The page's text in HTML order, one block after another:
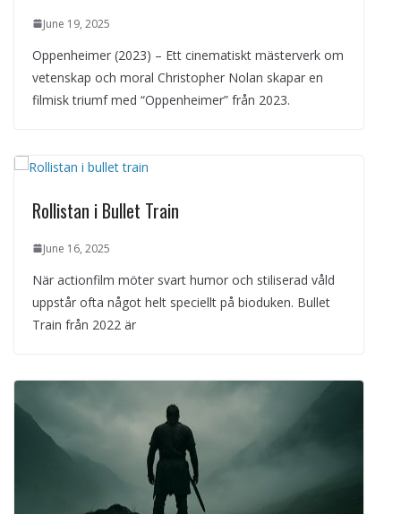
June 19, 2025
Oppenheimer (2023) – Ett cinematiskt mästerverk om
vetenskap och moral Christopher Nolan skapar en
filmisk triumf med “Oppenheimer” från 2023.
Rollistan i Bullet Train
June 16, 2025
När actionfilm möter svart humor och stiliserad våld
uppstår ofta något helt speciellt på bioduken. Bullet
Train från 2022 är